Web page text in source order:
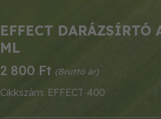
EFFECT DARÁZSÍRTÓ
ML
2 800 Ft
Cikkszám: EFFECT 400